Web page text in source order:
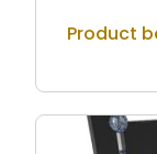
Product